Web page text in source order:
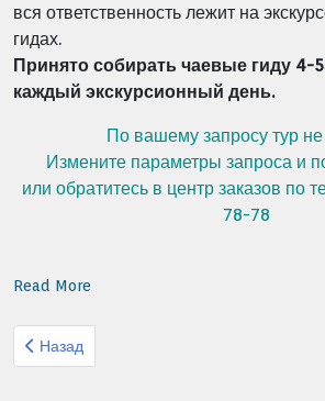
вся ответственность лежит на
гидах.
Принято собирать чаевые гиду 4-
каждый экскурсионный день.
По вашему запросу тур
Измените параметры запроса и
или обратитесь в центр заказов по
78-78
Read More
Предыдущий: Организованный тур
Назад